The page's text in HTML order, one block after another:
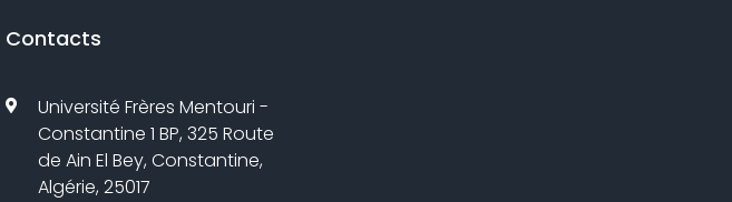
Contacts
Université Frères Mentouri -
Constantine 1 BP, 325 Route
de Ain El Bey, Constantine,
Algérie, 25017